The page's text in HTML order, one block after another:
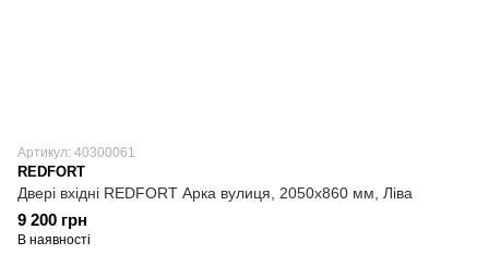
Артикул: 40300061
REDFORT
Двері вхідні REDFORT Арка вулиця, 2050х860 мм, Ліва
9 200 грн
В наявності